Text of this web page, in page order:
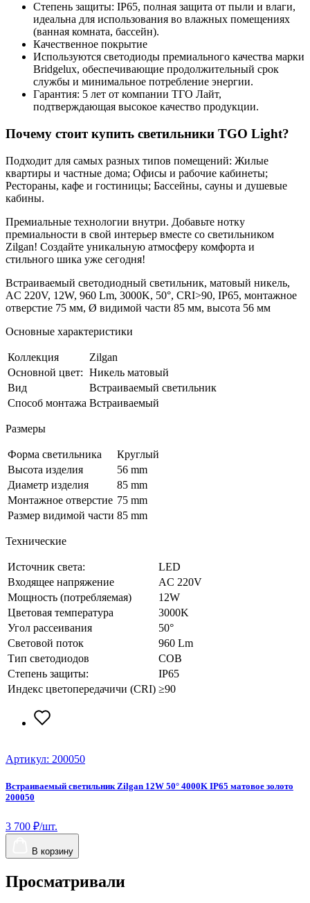
Степень защиты: IP65, полная защита от пыли и влаги,
идеальна для использования во влажных помещениях
(ванная комната, бассейн).
Качественное покрытие
Используются светодиоды премиального качества марки
Bridgelux, обеспечивающие продолжительный срок
службы и минимальное потребление энергии.
Гарантия: 5 лет от компании ТГО Лайт,
подтверждающая высокое качество продукции.
Почему стоит купить светильники TGO Light?
Подходит для самых разных типов помещений: Жилые
квартиры и частные дома; Офисы и рабочие кабинеты;
Рестораны, кафе и гостиницы; Бассейны, сауны и душевые
кабины.
Премиальные технологии внутри. Добавьте нотку
премиальности в свой интерьер вместе со светильником
Zilgan! Создайте уникальную атмосферу комфорта и
стильного шика уже сегодня!
Встраиваемый светодиодный светильник, матовый никель,
AC 220V, 12W, 960 Lm, 3000K, 50°, CRI>90, IP65, монтажное
отверстие 75 мм, Ø видимой части 85 мм, высота 56 мм
Основные характеристики
Коллекция
Zilgan
Основной цвет: Никель матовый
Вид
Встраиваемый светильник
Способ монтажа Встраиваемый
Размеры
Форма светильника
Круглый
Высота изделия
56 mm
Диаметр изделия
85 mm
Монтажное отверстие 75 mm
Размер видимой части 85 mm
Технические
Источник света:
LED
Входящее напряжение
AC 220V
Мощность (потребляемая)
12W
Цветовая температура
3000K
Угол рассеивания
50°
Световой поток
960 Lm
Тип светодиодов
COB
Степень защиты:
IP65
Индекс цветопередачичи (CRI) ≥90
Артикул: 200050
Встраиваемый светильник Zilgan 12W 50° 4000K IP65 матовое золото
200050
3 700 ₽/шт.
В корзину
Просматривали